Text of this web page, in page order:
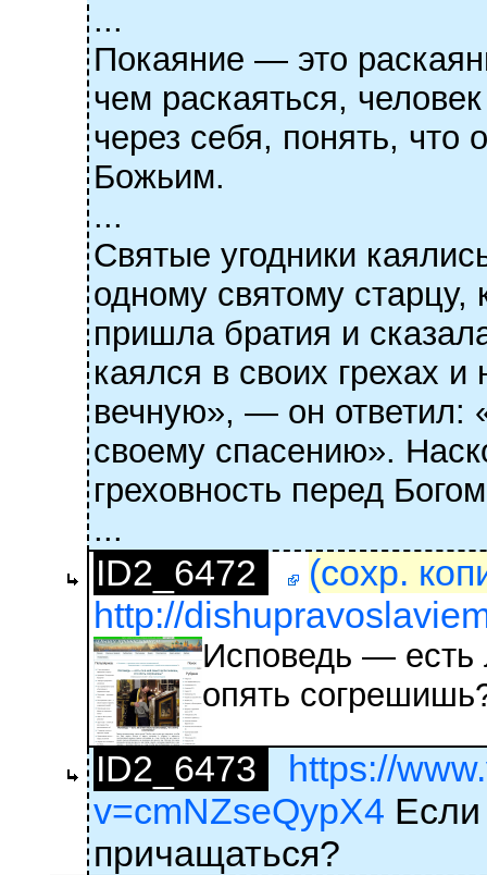
...
Покаяние — это
чем раскаяться,
через себя, понять, что
Божьим.
...
Святые угодники
одному святому
пришла братия и
каялся в своих грехах
вечную», — он ответил:
своему спасению».
греховность перед
...
ID2_6472
(сохр.
http://
Исповедь — есть
опять
ID2_6473
https://
v=cmNZseQypX4 Если
причащаться?